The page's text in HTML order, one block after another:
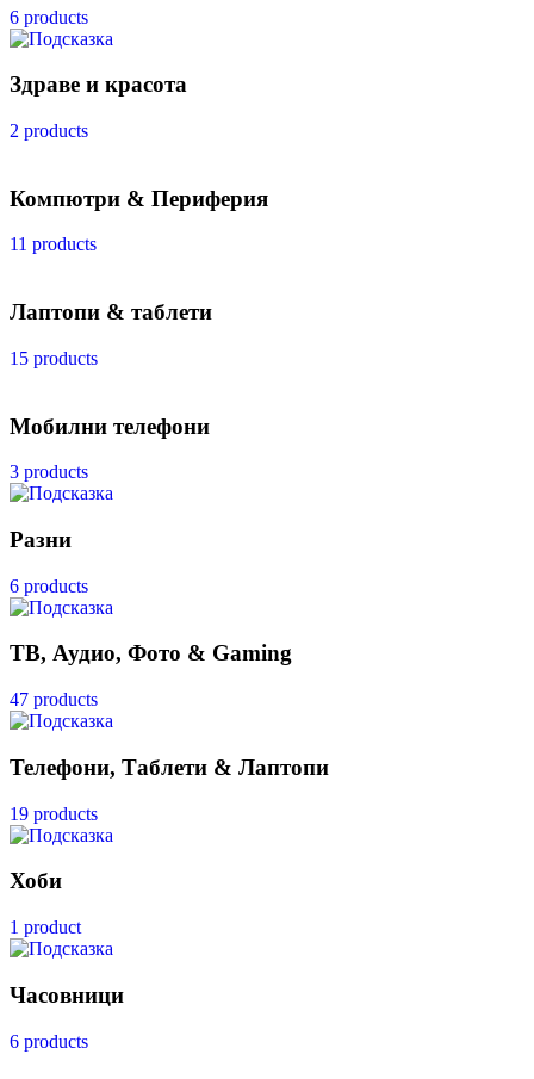
6 products
Здраве и красота
2 products
Компютри & Периферия
11 products
Лаптопи & таблети
15 products
Мобилни телефони
3 products
Разни
6 products
ТВ, Аудио, Фото & Gaming
47 products
Телефони, Таблети & Лаптопи
19 products
Хоби
1 product
Часовници
6 products